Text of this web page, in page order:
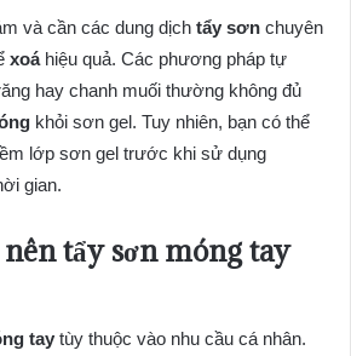
và cần các dung dịch tẩy sơn chuyên
xoáhiệu quả. Các phương pháp tự
hay chanh muối thường không đủ
khỏi sơn gel. Tuy nhiên, bạn có thể
lớp sơn gel trước khi sử dụng
gian.
nêntẩy sơn móng tay
tay tùy thuộc vào nhu cầu cá nhân.